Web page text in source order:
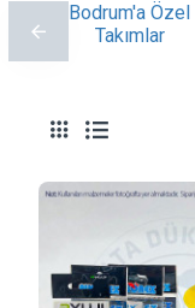
Bodrum'a Özel
Takımlar